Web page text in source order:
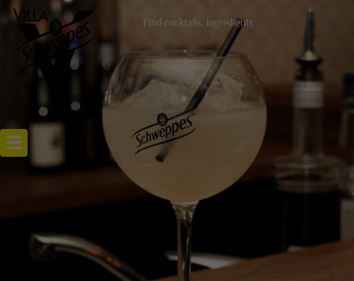
Recettes cocktails
Articles cocktails